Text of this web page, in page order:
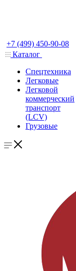
+7 (499) 450-90-08
Каталог
Спецтехника
Легковые
Легковой
коммерческий
транспорт
(LCV)
Грузовые